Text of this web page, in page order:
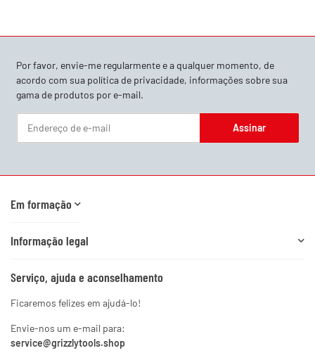
Por favor, envie-me regularmente e a qualquer momento, de
acordo com sua política de privacidade, informações sobre sua
gama de produtos por e-mail.
Assinar
Em formação
Informação legal
Serviço, ajuda e aconselhamento
Ficaremos felizes em ajudá-lo!
Envie-nos um e-mail para:
service@grizzlytools.shop